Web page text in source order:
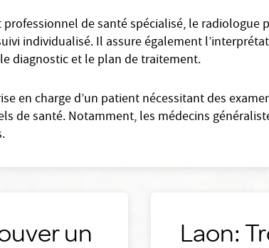
de santé spécialisé, le
individualisé. Il assure également
diagnostic et le plan de traitement.
en charge d’un patient nécessitant des
de santé. Notamment, les médecins
un
Laon: